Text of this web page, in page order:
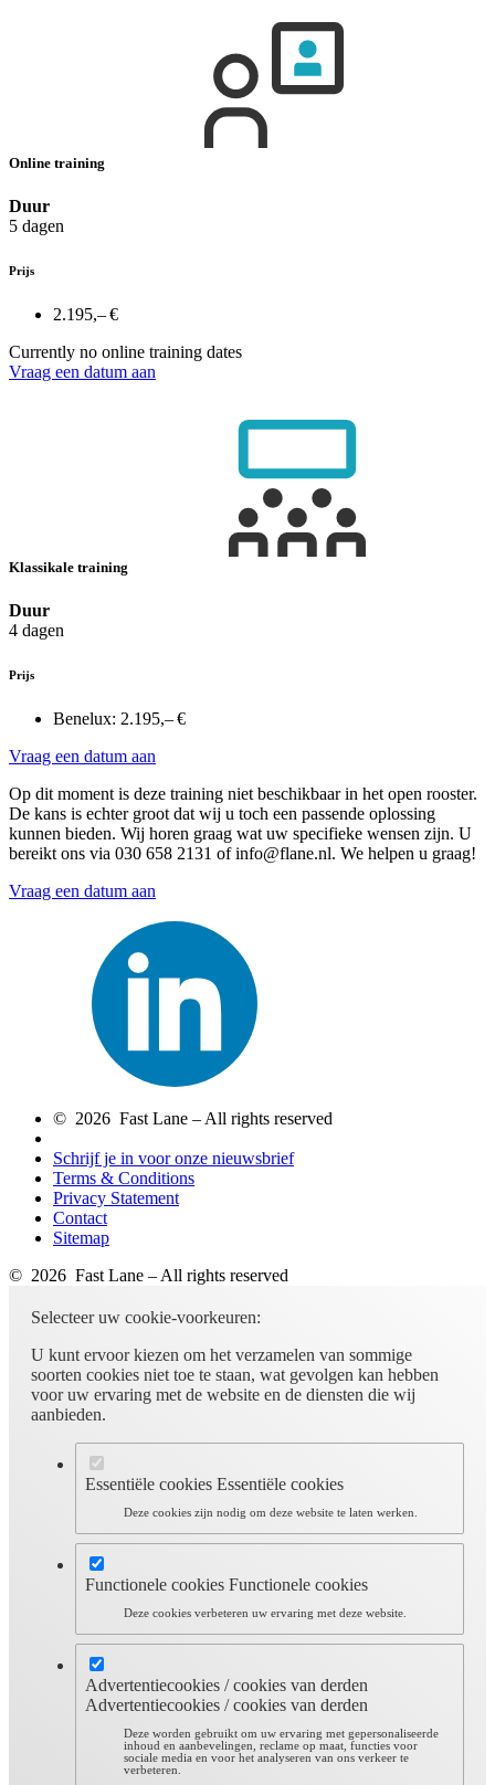
Online training
Duur
5 dagen
Prijs
2.195,– €
Currently no online training dates
Vraag een datum aan
Klassikale training
Duur
4 dagen
Prijs
Benelux: 2.195,– €
Vraag een datum aan
Op dit moment is deze training niet beschikbaar in het open rooster.
De kans is echter groot dat wij u toch een passende oplossing
kunnen bieden. Wij horen graag wat uw specifieke wensen zijn. U
bereikt ons via 030 658 2131 of info@flane.nl. We helpen u graag!
Vraag een datum aan
© 2026 Fast Lane – All rights reserved
Schrijf je in voor onze nieuwsbrief
Terms & Conditions
Privacy Statement
Contact
Sitemap
© 2026 Fast Lane – All rights reserved
Selecteer uw cookie-voorkeuren:
U kunt ervoor kiezen om het verzamelen van sommige
soorten cookies niet toe te staan, wat gevolgen kan hebben
voor uw ervaring met de website en de diensten die wij
aanbieden.
Essentiële cookies Essentiële cookies
Deze cookies zijn nodig om deze website te laten werken.
Functionele cookies Functionele cookies
Deze cookies verbeteren uw ervaring met deze website.
Advertentiecookies / cookies van derden
Advertentiecookies / cookies van derden
Deze worden gebruikt om uw ervaring met gepersonaliseerde
inhoud en aanbevelingen, reclame op maat, functies voor
sociale media en voor het analyseren van ons verkeer te
verbeteren.